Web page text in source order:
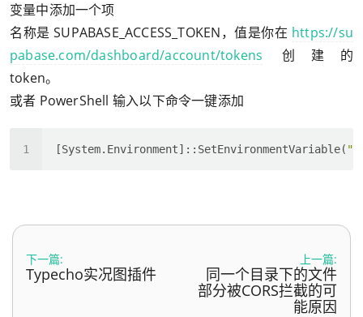
变量中添加一个项
名称是 SUPABASE_ACCESS_TOKEN，值是你在 https://su
pabase.com/dashboard/account/tokens 创建的
token。
或者 PowerShell 输入以下命令一键添加
[System.Environment]::SetEnvironmentVariable(
下一篇:
Typecho实况图插件
上一篇:
同一个目录下的文件
部分被CORS拦截的可
能原因